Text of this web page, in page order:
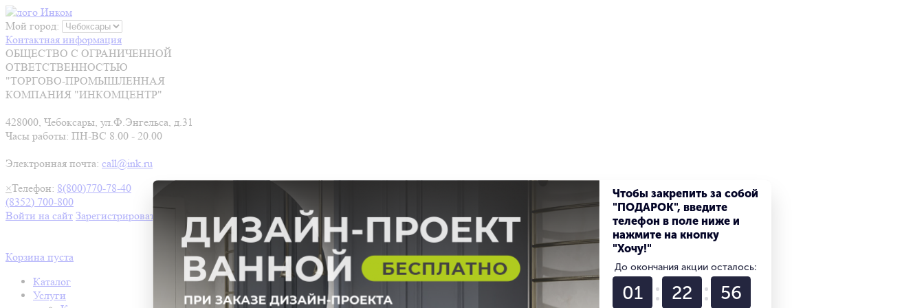
Мой город:
Контактная информация
ОБЩЕСТВО С ОГРАНИЧЕННОЙ
ОТВЕТСТВЕННОСТЬЮ
"ТОРГОВО-ПРОМЫШЛЕННАЯ
КОМПАНИЯ "ИНКОМЦЕНТР"
428000, Чебоксары, ул.Ф.Энгельса, д.31
Часы работы: ПН-ВС 8.00 - 20.00
Электронная почта: call@ink.ru
×Телефон: 8(800)770-78-40
(8352) 700-800
Войти на сайт Зарегистрироваться
Корзина пуста
Каталог
Услуги
Чтобы закрепить за собой
"ПОДАРОК", введите
телефон в поле ниже и
нажмите на кнопку
"Хочу!"
До окончания акции осталось:
01 22 55